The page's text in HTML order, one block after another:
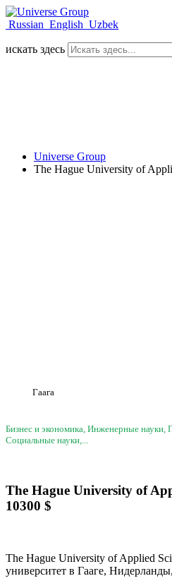
Russian English Uzbek
искать здесь
Universe Group
The Hague University of
Гаага
Бизнес и экономика, Инженерные науки,
Социальные науки,...
The Hague University of
10300 $
The Hague University of Applied
университет в Гааге,